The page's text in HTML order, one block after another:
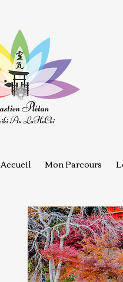
Accueil Mon Parcours